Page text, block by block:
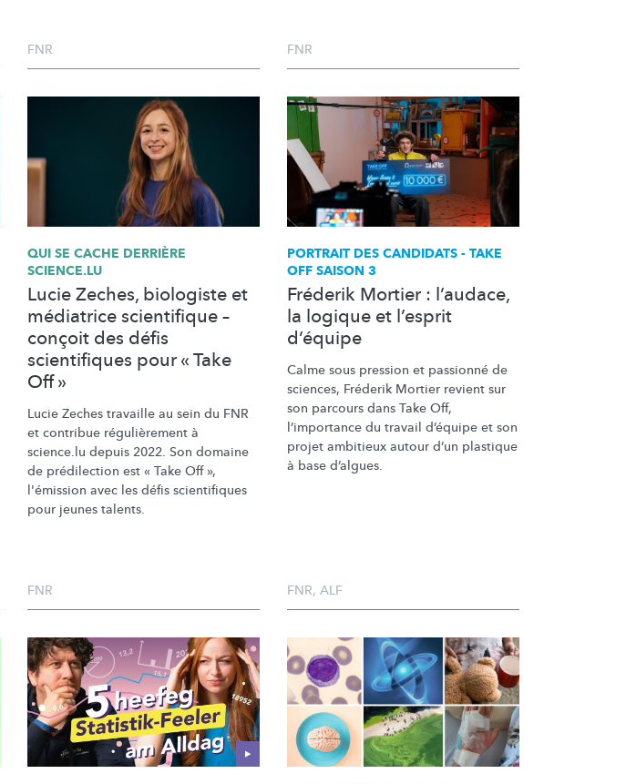
FNR FNR
QUI SE CACHE DERRIÈRE
SCIENCE.LU
Lucie Zeches, biologiste et
médiatrice scientifique –
conçoit des défis
scientifiques pour « Take
Off »
Lucie Zeches travaille au sein du FNR
et contribue régulièrement à
science.lu depuis 2022. Son domaine
de prédilection est « Take Off »,
l'émission avec les défis scientifiques
pour jeunes talents.
FNR
PORTRAIT DES CANDIDATS - TAKE
OFF SAISON 3
Fréderik Mortier : l’audace,
la logique et l’esprit
d’équipe
Calme sous pression et passionné de
sciences, Fréderik Mortier revient sur
son parcours dans Take Off,
l’importance du travail d’équipe et son
projet ambitieux autour d’un plastique
à base d’algues.
FNR, ALF